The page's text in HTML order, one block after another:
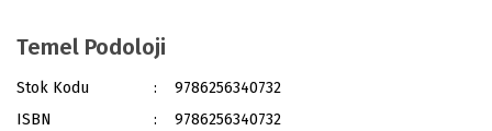
Temel Podoloji
Stok Kodu
9786256340732
ISBN
9786256340732